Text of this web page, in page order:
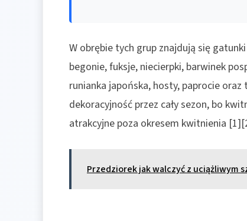
W obrębie tych grup znajdują się
begonie, fuksje, niecierpki, barwinek
runianka japońska, hosty, paprocie
dekoracyjność przez cały sezon, bo
atrakcyjne poza okresem kwitnienia
Przedziorek jak walczyć z uciążliwym